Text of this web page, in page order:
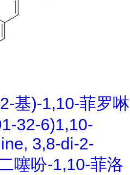
基)-1,10-菲罗啉
32-6)1,10-
3,8-di-2-
噻吩-1,10-菲洛